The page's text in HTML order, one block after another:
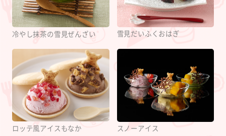
冷やし抹茶の雪見ぜんざい 雪見だいふくおはぎ
ロッテ風アイスもなか スノーアイス